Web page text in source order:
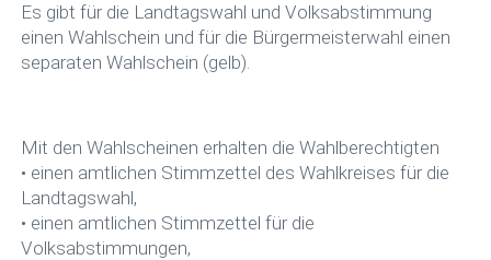
Es gibt für die Landtagswahl und Volksabstimmung
einen Wahlschein und für die Bürgermeisterwahl einen
separaten Wahlschein (gelb).
Mit den Wahlscheinen erhalten die Wahlberechtigten
• einen amtlichen Stimmzettel des Wahlkreises für die
Landtagswahl,
• einen amtlichen Stimmzettel für die
Volksabstimmungen,